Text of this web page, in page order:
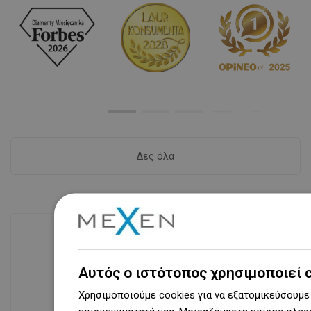
Δες όλα
Διαθεσιμότητα προϊόντων
Σύγχρονο κέντρο logistics επιφάνειας
31 000 m² με πάνω από 68 χιλιάδες
Αυτός ο ιστότοπος χρησιμοποιεί
Χρησιμοποιούμε cookies για να